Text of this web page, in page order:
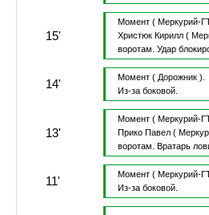
15'
Момент ( Меркурий-
Христюк Кирилл(
воротам. Удар
14' Момент ( Дорожник ).
Из-за боковой.
13'
Момент ( Меркурий-
Прико Павел(
воротам.
Вратарь
11' Момент ( Меркурий-
Из-за боковой.